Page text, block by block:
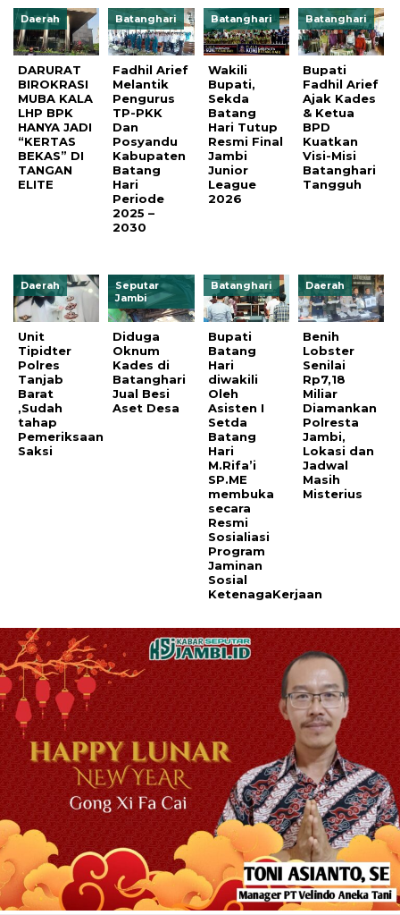
Daerah
DARURAT
BIROKRASI
MUBA KALA
LHP BPK
HANYA JADI
“KERTAS
BEKAS” DI
TANGAN
ELITE
Batanghari
Fadhil Arief
Melantik
Pengurus
TP-PKK
Dan
Posyandu
Kabupaten
Batang
Hari
Periode
2025 –
2030
Batanghari
Wakili
Bupati,
Sekda
Batang
Hari Tutup
Resmi Final
Jambi
Junior
League
2026
Batanghari
Bupati
Fadhil Arief
Ajak Kades
& Ketua
BPD
Kuatkan
Visi-Misi
Batanghari
Tangguh
Daerah
Unit
Tipidter
Polres
Tanjab
Barat
,Sudah
tahap
Pemeriksaan
Saksi
Seputar
Jambi
Diduga
Oknum
Kades di
Batanghari
Jual Besi
Aset Desa
Batanghari
Bupati
Batang
Hari
diwakili
Oleh
Asisten I
Setda
Batang
Hari
M.Rifa’i
SP.ME
membuka
secara
Resmi
Sosialiasi
Program
Jaminan
Sosial
KetenagaKerjaan
Daerah
Benih
Lobster
Senilai
Rp7,18
Miliar
Diamankan
Polresta
Jambi,
Lokasi dan
Jadwal
Masih
Misterius